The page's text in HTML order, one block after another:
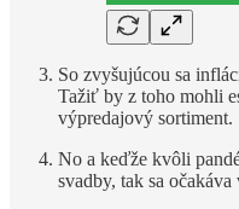
So zvyšujúcou sa
Tažiť by z toho mohli
výpredajový sortiment.
No a keďže kvôli
svadby, tak sa